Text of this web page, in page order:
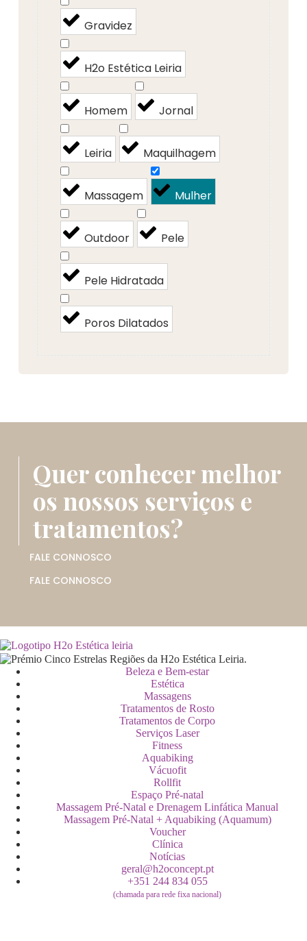
Gravidez
H2o Estética Leiria
Homem Jornal
Leiria Maquilhagem
Massagem Mulher
Outdoor Pele
Pele Hidratada
Poros Dilatados
Quer conhecer melhor
os nossos serviços e
tratamentos?
FALE CONNOSCO
FALE CONNOSCO
Beleza e Bem-estar
Estética
Massagens
Tratamentos de Rosto
Tratamentos de Corpo
Serviços Laser
Fitness
Aquabiking
Vácuofit
Rollfit
Espaço Pré-natal
Massagem Pré-Natal e Drenagem Linfática Manual
Massagem Pré-Natal + Aquabiking (Aquamum)
Voucher
Clínica
Notícias
geral@h2oconcept.pt
+351 244 834 055
(chamada para rede fixa nacional)